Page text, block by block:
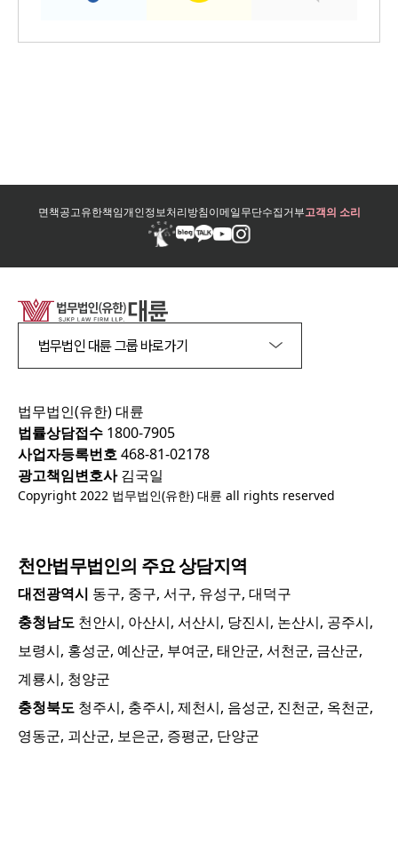
면책공고유한책임개인정보처리방침이메일무단수집거부고객의 소리
법무법인 대륜 그룹 바로가기
법무법인(유한) 대륜
법률상담접수 1800-7905
사업자등록번호468-81-02178
광고책임변호사김국일
Copyright 2022 법무법인(유한) 대륜 all rights reserved
천안법무법인의 주요 상담지역
대전광역시 동구, 중구, 서구, 유성구, 대덕구
충청남도 천안시, 아산시, 서산시, 당진시, 논산시, 공주시,
보령시, 홍성군, 예산군, 부여군, 태안군, 서천군, 금산군,
계룡시, 청양군
충청북도 청주시, 충주시, 제천시, 음성군, 진천군, 옥천군,
영동군, 괴산군, 보은군, 증평군, 단양군